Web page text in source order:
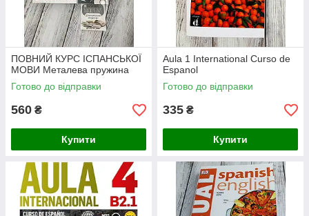
ПОВНИЙ КУРС ІСПАНСЬКОЇ
МОВИ Металева пружина
Готово до відправки
560 ₴
Купити
Aula 1 International Curso de
Espanol
Готово до відправки
335 ₴
Купити